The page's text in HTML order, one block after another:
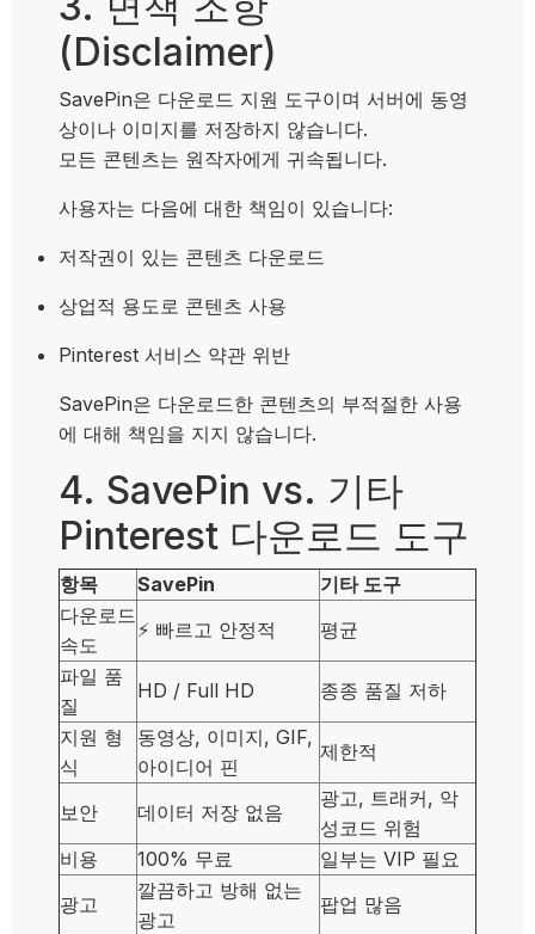
(Disclaimer)
SavePin은 다운로드 지원 도구이며 서버에 동영
상이나 이미지를 저장하지 않습니다.
모든 콘텐츠는 원작자에게 귀속됩니다.
사용자는 다음에 대한 책임이 있습니다:
저작권이 있는 콘텐츠 다운로드
상업적 용도로 콘텐츠 사용
Pinterest 서비스 약관 위반
SavePin은 다운로드한 콘텐츠의 부적절한 사용
에 대해 책임을 지지 않습니다.
4. SavePin vs. 기타
Pinterest 다운로드 도구
항목 SavePin
기타 도구
다운로드
속도
⚡ 빠르고 안정적
평균
파일 품
질
HD / Full HD
종종 품질 저하
지원 형
식
동영상, 이미지, GIF,
아이디어 핀
제한적
보안 데이터 저장 없음
광고, 트래커, 악
성코드 위험
비용
100% 무료
일부는 VIP 필요
광고
깔끔하고 방해 없는
광고
팝업 많음